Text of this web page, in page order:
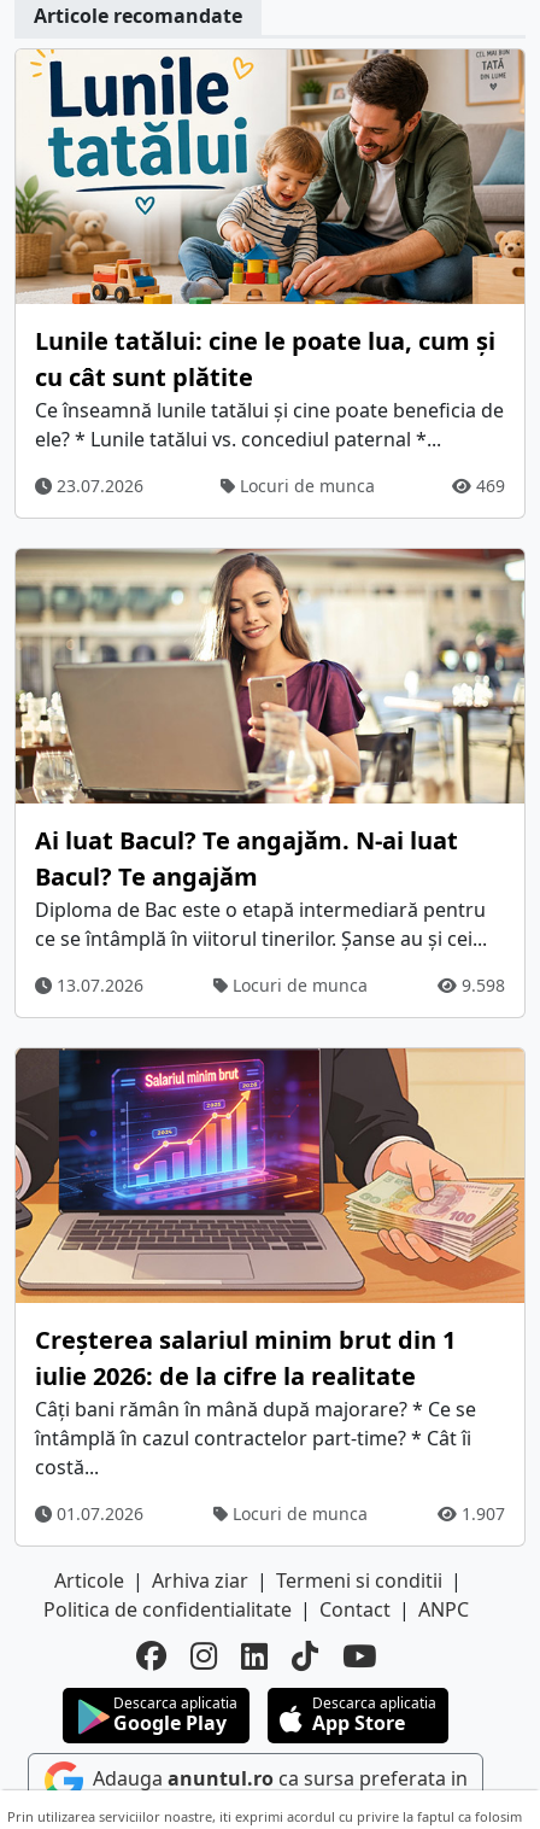
Articole recomandate
Lunile tatălui: cine le poate lua, cum și
cu cât sunt plătite
Ce înseamnă lunile tatălui și cine poate beneficia de
ele? * Lunile tatălui vs. concediul paternal *...
23.07.2026 Locuri de munca 469
Ai luat Bacul? Te angajăm. N-ai luat
Bacul? Te angajăm
Diploma de Bac este o etapă intermediară pentru
ce se întâmplă în viitorul tinerilor. Șanse au și cei...
13.07.2026 Locuri de munca 9.598
Creșterea salariul minim brut din 1
iulie 2026: de la cifre la realitate
Câți bani rămân în mână după majorare? * Ce se
întâmplă în cazul contractelor part-time? * Cât îi
costă...
01.07.2026 Locuri de munca 1.907
Articole | Arhiva ziar | Termeni si conditii |
Politica de confidentialitate | Contact | ANPC
Descarca aplicatia
Google Play
Descarca aplicatia
App Store
Adauga anuntul.roca sursa preferata in
Google
Prin utilizarea serviciilor noastre, iti exprimi acordul cu privire la faptul ca folosim